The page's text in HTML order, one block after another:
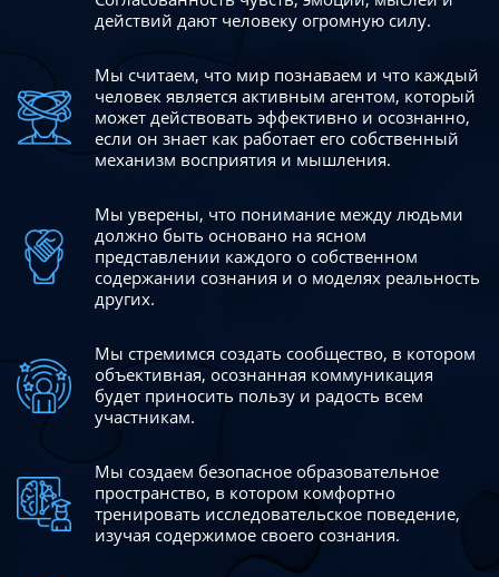
действий дают человеку огромную силу.
Мы считаем, что мир познаваем и что каждый
человек является активным агентом, который
может действовать эффективно и осознанно,
если он знает как работает его собственный
механизм восприятия и мышления.
Мы уверены, что понимание между людьми
должно быть основано на ясном
представлении каждого о собственном
содержании сознания и о моделях реальность
других.
Мы стремимся создать сообщество, в котором
объективная, осознанная коммуникация
будет приносить пользу и радость всем
участникам.
Мы создаем безопасное образовательное
пространство, в котором комфортно
тренировать исследовательское поведение,
изучая содержимое своего сознания.